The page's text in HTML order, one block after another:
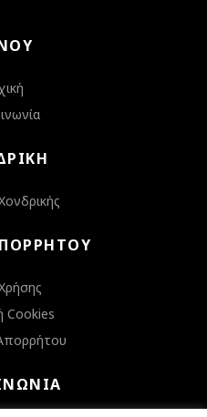
Cookies